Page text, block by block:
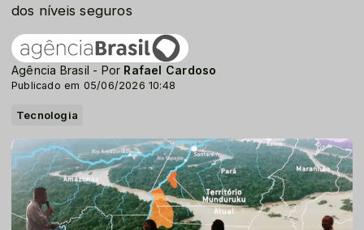
dos níveis seguros
Agência Brasil - Por Rafael Cardoso
Publicado em 05/06/2026 10:48
Tecnologia